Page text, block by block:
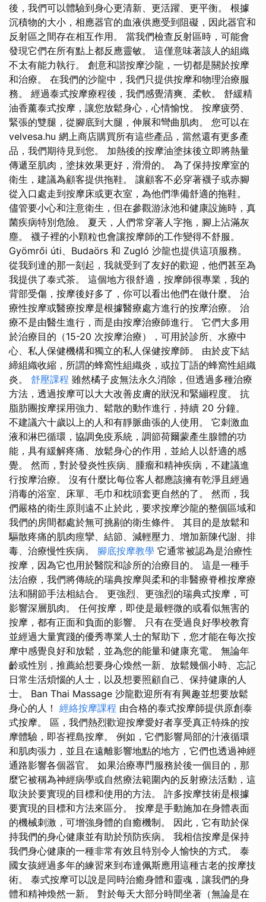
後，我們可以體驗到身心更清新、更活躍、更平衡。 根據
沉積物的大小，相應器官的血液供應受到阻礙，因此器官和
反射區之間存在相互作用。 當我們檢查反射區時，可能會
發現它們在所有點上都反應靈敏。 這僅意味著該人的組織
不太有能力執行。 創意和諧按摩沙龍，一切都是關於按摩
和治療。 在我們的沙龍中，我們只提供按摩和物理治療服
務。 經過泰式按摩療程後，我們感覺清爽、柔軟。 舒緩精
油香薰泰式按摩，讓您放鬆身心，心情愉悅。 按摩疲勞、
緊張的雙腿，從腳底到大腿，伸展和彎曲肌肉。 您可以在
velvesa.hu 網上商店購買所有這些產品，當然還有更多產
品，我們期待見到您。 加熱後的按摩油塗抹後立即將熱量
傳遞至肌肉，塗抹效果更好，滑滑的。 為了保持按摩室的
衛生，建議為顧客提供拖鞋。 讓顧客不必穿著襪子或赤腳
從入口處走到按摩床或更衣室，為他們準備舒適的拖鞋。
儘管要小心和注意衛生，但在參觀游泳池和健康設施時，真
菌疾病特別危險。 夏天，人們常穿著人字拖，腳上沾滿灰
塵。 襪子裡的小顆粒也會讓按摩師的工作變得不舒服。
Gyömrői úti、Budaörs 和 Zugló 沙龍也提供這項服務。
從我到達的那一刻起，我就受到了友好的歡迎，他們甚至為
我提供了泰式茶。 這個地方很舒適，按摩師很專業，我的
背部受傷，按摩後好多了，你可以看出他們在做什麼。 治
療性按摩或醫療按摩是根據醫療處方進行的按摩治療。 治
療不是由醫生進行，而是由按摩治療師進行。 它們大多用
於治療目的（15-20 次按摩治療），可用於診所、水療中
心、私人保健機構和獨立的私人保健按摩師。 由於皮下結
締組織收縮，所謂的蜂窩性組織炎，或拉丁語的蜂窩性組織
炎。 舒壓課程 雖然橘子皮無法永久消除，但透過多種治療
方法，透過按摩可以大大改善皮膚的狀況和緊繃程度。 抗
脂肪團按摩採用強力、鬆散的動作進行，持續 20 分鐘。
不建議六十歲以上的人和有靜脈曲張的人使用。 它刺激血
液和淋巴循環，協調免疫系統，調節荷爾蒙產生腺體的功
能，具有緩解疼痛、放鬆身心的作用，並給人以舒適的感
覺。 然而，對於發炎性疾病、腫瘤和精神疾病，不建議進
行按摩治療。 沒有什麼比每位客人都應該擁有乾淨且經過
消毒的浴室、床單、毛巾和枕頭套更自然的了。 然而，我
們嚴格的衛生原則遠不止於此，要求按摩沙龍的整個區域和
我們的房間都處於無可挑剔的衛生條件。 其目的是放鬆和
驅散疼痛的肌肉痙攣、結節、減輕壓力、增加新陳代謝、排
毒、治療慢性疾病。 腳底按摩教學 它通常被認為是治療性
按摩，因為它也用於醫院和診所的治療目的。 這是一種手
法治療，我們將傳統的瑞典按摩與柔和的非醫療脊椎按摩療
法和關節手法相結合。 更強烈、更強烈的瑞典式按摩，可
影響深層肌肉。 任何按摩，即使是最輕微的或看似無害的
按摩，都有正面和負面的影響。 只有在受過良好學校教育
並經過大量實踐的優秀專業人士的幫助下，您才能在每次按
摩中感覺良好和放鬆，並為您的能量和健康充電。 無論年
齡或性別，推薦給想要身心煥然一新、放鬆幾個小時、忘記
日常生活煩惱的人士，以及想要照顧自己、保持健康的人
士。 Ban Thai Massage 沙龍歡迎所有有興趣並想要放鬆
身心的人！ 經絡按摩課程 由合格的泰式按摩師提供原創泰
式按摩。 區，我們熱烈歡迎按摩愛好者享受真正特殊的按
摩體驗，即峇裡島按摩。 例如，它們影響局部的汁液循環
和肌肉張力，並且在遠離影響地點的地方，它們也透過神經
通路影響各個器官。 如果治療專門服務於後一個目的，那
麼它被稱為神經病學或自然療法範圍內的反射療法活動，這
取決於要實現的目標和使用的方法。 許多按摩技術是根據
要實現的目標和方法來區分。 按摩是手動施加在身體表面
的機械刺激，可增強身體的自癒機制。 因此，它有助於保
持我們的身心健康並有助於預防疾病。 我相信按摩是保持
我們身心健康的一種非常有效且特別令人愉快的方式。 泰
國女孩經過多年的練習來到布達佩斯應用這種古老的按摩技
術。 泰式按摩可以說是同時治癒身體和靈魂，讓我們的身
體和精神煥然一新。 對於每天大部分時間坐著（無論是在